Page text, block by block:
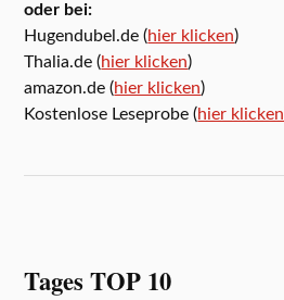
oder bei:
Hugendubel.de (hier klicken)
Thalia.de (hier klicken)
amazon.de (hier klicken)
Kostenlose Leseprobe (hier klicken
Tages TOP 10